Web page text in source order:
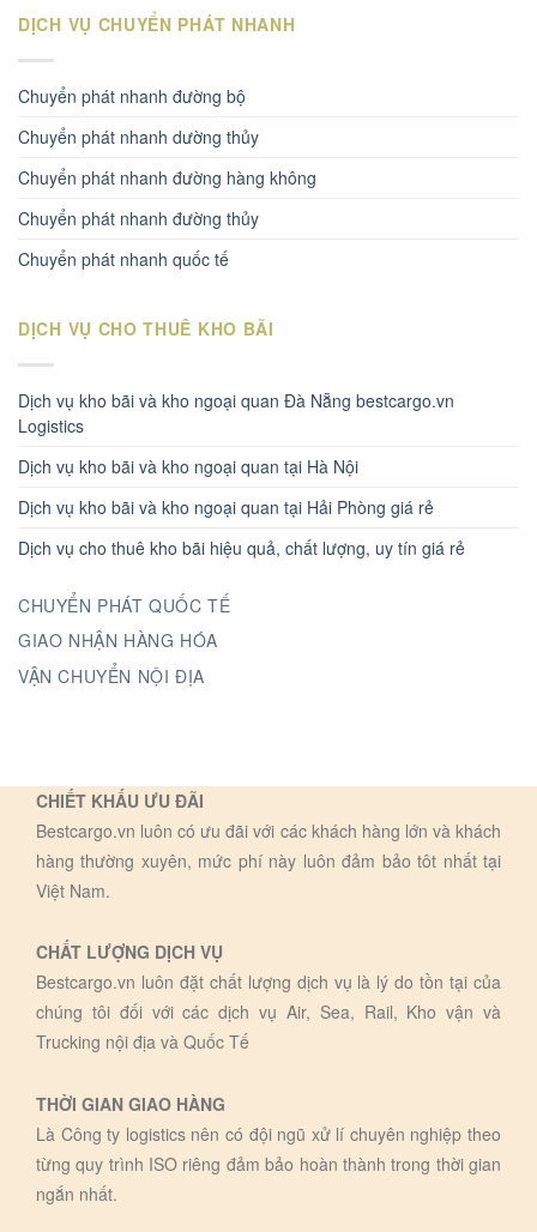
DỊCH VỤ CHUYỂN PHÁT NHANH
Chuyển phát nhanh đường bộ
Chuyển phát nhanh dường thủy
Chuyển phát nhanh đường hàng không
Chuyển phát nhanh đường thủy
Chuyển phát nhanh quốc tế
DỊCH VỤ CHO THUÊ KHO BÃI
Dịch vụ kho bãi và kho ngoại quan Đà Nẵng bestcargo.vn
Logistics
Dịch vụ kho bãi và kho ngoại quan tại Hà Nội
Dịch vụ kho bãi và kho ngoại quan tại Hải Phòng giá rẻ
Dịch vụ cho thuê kho bãi hiệu quả, chất lượng, uy tín giá rẻ
CHUYỂN PHÁT QUỐC TẾ
GIAO NHẬN HÀNG HÓA
VẬN CHUYỂN NỘI ĐỊA
CHIẾT KHẤU ƯU ĐÃI
Bestcargo.vn luôn có ưu đãi với các khách hàng lớn và khách
hàng thường xuyên, mức phí này luôn đảm bảo tôt nhất tại
Việt Nam.
CHẤT LƯỢNG DỊCH VỤ
Bestcargo.vn luôn đặt chất lượng dịch vụ là lý do tồn tại của
chúng tôi đối với các dịch vụ Air, Sea, Rail, Kho vận và
Trucking nội địa và Quốc Tế
THỜI GIAN GIAO HÀNG
Là Công ty logistics nên có đội ngũ xử lí chuyên nghiệp theo
từng quy trình ISO riêng đảm bảo hoàn thành trong thời gian
ngắn nhất.